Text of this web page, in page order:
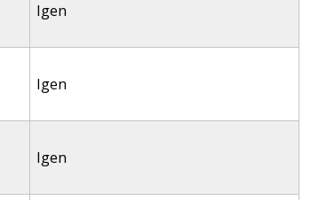
Igen
Igen
Igen